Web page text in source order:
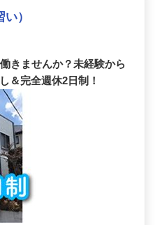
）
きませんか？未経験から
＆完全週休2日制！